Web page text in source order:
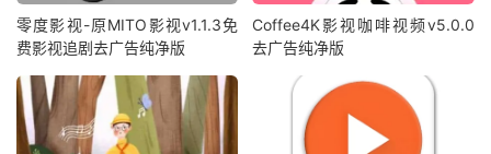
零度影视-原MITO影视v1.1.3免
费影视追剧去广告纯净版
Coffee4K影视咖啡视频v5.0.0
去广告纯净版